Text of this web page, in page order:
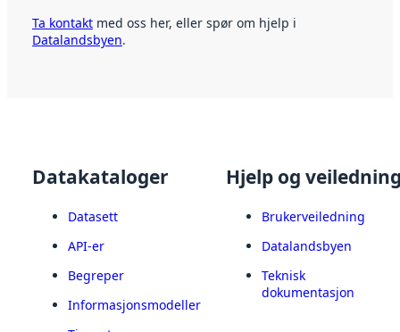
Ta kontakt med oss her, eller spør om hjelp i
Datalandsbyen.
Datakataloger
Datasett
API-er
Begreper
Informasjonsmodeller
Hjelp og
Brukerveiledning
Datalandsbyen
Teknisk
dokumentasjon